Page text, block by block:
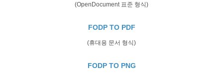
(OpenDocument 표준 형식)
FODP TO PDF
(휴대용 문서 형식)
FODP TO PNG